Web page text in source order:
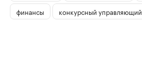
финансы
конкурсный управляющий